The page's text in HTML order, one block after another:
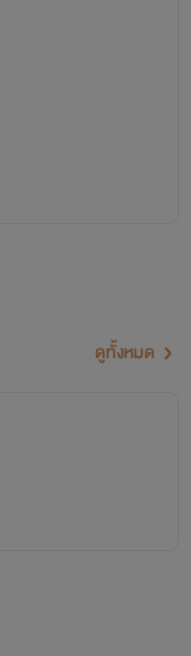
ดูทั้งหมด